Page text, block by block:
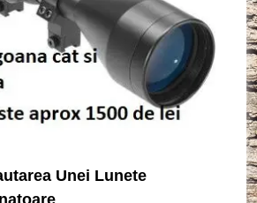
Unei Lunete